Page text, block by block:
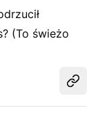
(To świeżo